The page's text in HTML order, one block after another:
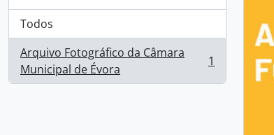
Todos
Arquivo Fotográfico da Câmara
Municipal de Évora
, 1 resultados 1